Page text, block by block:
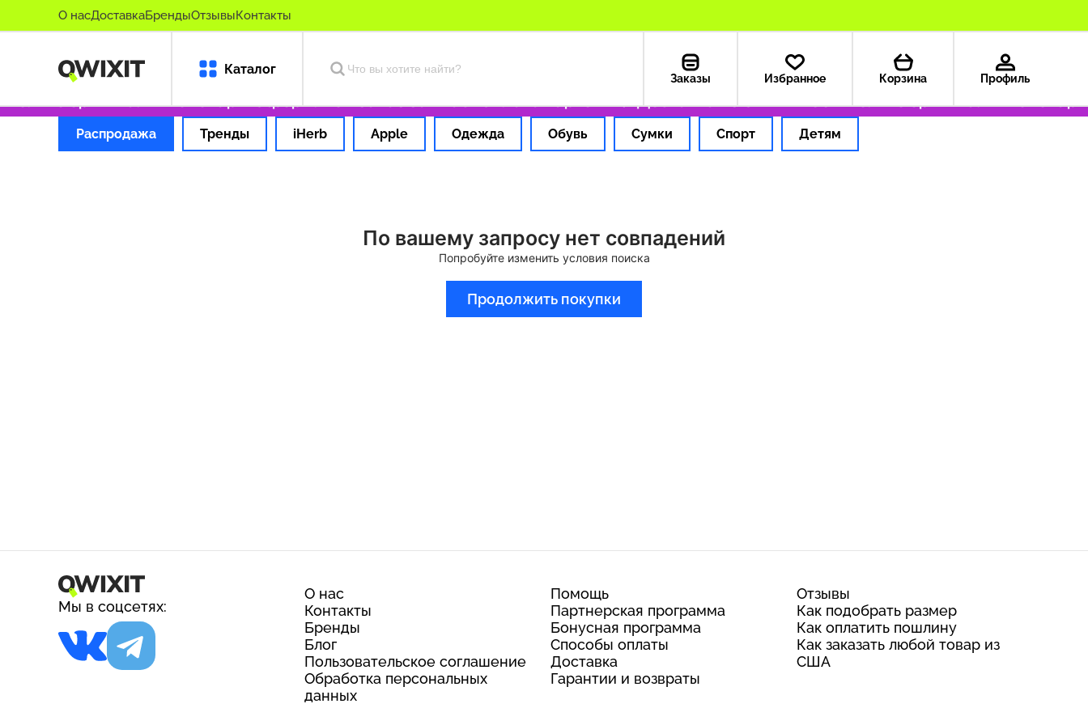
О насДоставкаБрендыОтзывыКонтакты
Каталог
Заказы Избранное Корзина Профиль
Только оригинальные товары Оформляем заказ за 1 час Оплата картой РФ Доставка из США — 199 ₽ Только оригинальные товары
Распродажа Тренды iHerb Apple Одежда Обувь Сумки Спорт Детям
По вашему запросу нет совпадений
Попробуйте изменить условия поиска
Продолжить покупки
Мы в соцсетях:
О нас
Контакты
Бренды
Блог
Пользовательское соглашение
Обработка персональных
данных
Помощь
Партнерская программа
Бонусная программа
Способы оплаты
Доставка
Гарантии и возвраты
Отзывы
Как подобрать размер
Как оплатить пошлину
Как заказать любой товар из
США